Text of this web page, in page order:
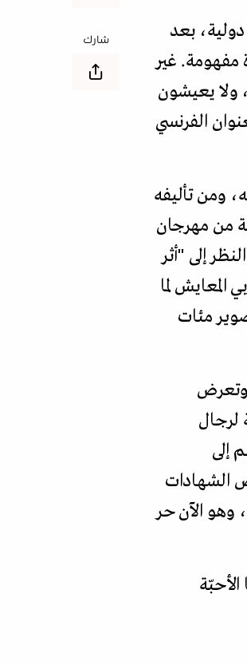
بعد
مفهومة. غير
ولا يعيشون
الفرنسي
ومن تأليفه
من مهرجان
إلى "أثر
لما
مئات
وتعرض
لرجال
إلى
الشهادات
وهو الآن حر
شارك